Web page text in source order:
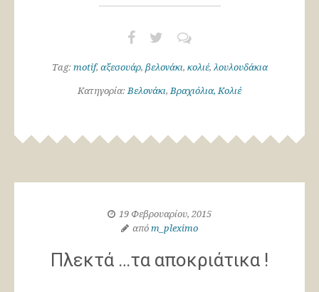
Tag: motif,αξεσουάρ, βελονάκι, κολιέ, λουλουδάκια
Κατηγορία:Βελονάκι,Βραχιόλια, Κολιέ
19 Φεβρουαρίου, 2015
απόm_pleximo
Πλεκτά …τα αποκριάτικα !